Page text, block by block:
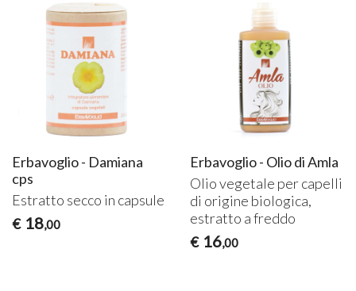
Erbavoglio - Damiana
cps
Estratto secco in capsule
€ 18,00
Erbavoglio - Olio di Amla
Olio vegetale per capelli
di origine biologica,
estratto a freddo
€ 16,00